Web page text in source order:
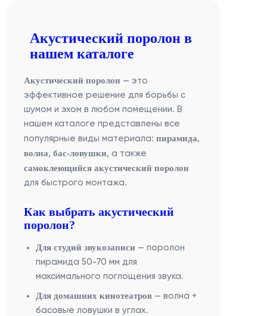
Акустический поролон в
нашем каталоге
Акустический поролон — это
эффективное решение для борьбы с
шумом и эхом в любом помещении. В
нашем каталоге представлены все
популярные виды материала: пирамида,
волна, бас-ловушки, а также
самоклеющийся акустический поролон
для быстрого монтажа.
Как выбрать акустический
поролон?
Для студий звукозаписи — поролон
пирамида 50-70 мм для
максимального поглощения звука.
Для домашних кинотеатров — волна +
басовые ловушки в углах.